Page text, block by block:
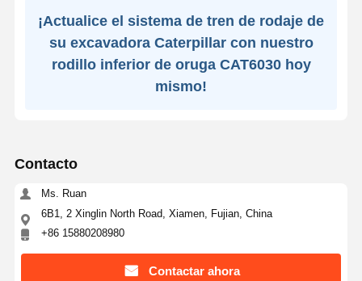
¡Actualice el sistema de tren de rodaje de
su excavadora Caterpillar con nuestro
rodillo inferior de oruga CAT6030 hoy
mismo!
Contacto
Ms. Ruan
6B1, 2 Xinglin North Road, Xiamen, Fujian, China
+86 15880208980
Contactar ahora